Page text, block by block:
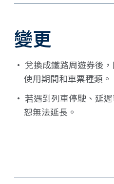
變更
· 兌換成鐵路周遊券後
使用期間和車票種類。
· 若遇到列車停駛、延
恕無法延長。